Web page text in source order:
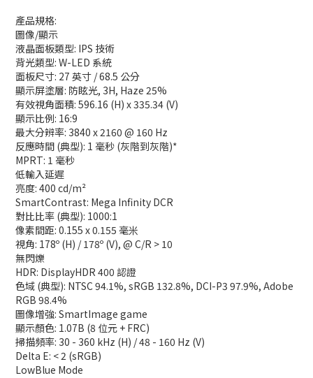
產品規格:
圖像/顯示
液晶面板類型: IPS 技術
背光類型: W-LED 系統
面板尺寸: 27 英寸 / 68.5 公分
顯示屏塗層: 防眩光, 3H, Haze 25%
有效視角面積: 596.16 (H) x 335.34 (V)
顯示比例: 16:9
最大分辨率: 3840 x 2160 @ 160 Hz
反應時間 (典型): 1 毫秒 (灰階到灰階)*
MPRT: 1 毫秒
低輸入延遲
亮度: 400 cd/m²
SmartContrast: Mega Infinity DCR
對比比率 (典型): 1000:1
像素間距: 0.155 x 0.155 毫米
視角: 178º (H) / 178º (V), @ C/R > 10
無閃爍
HDR: DisplayHDR 400 認證
色域 (典型): NTSC 94.1%, sRGB 132.8%, DCI-P3 97.9%, Adobe
RGB 98.4%
圖像增強: SmartImage game
顯示顏色: 1.07B (8 位元 + FRC)
掃描頻率: 30 - 360 kHz (H) / 48 - 160 Hz (V)
Delta E: < 2 (sRGB)
LowBlue Mode